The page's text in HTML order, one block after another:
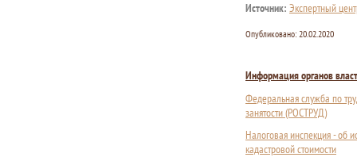
Источник: Экспертный
Опубликовано: 20.02.2020
Информация органов
Федеральная служба по
занятости (РОСТРУД)
Налоговая инспекция - об
кадастровой стоимости